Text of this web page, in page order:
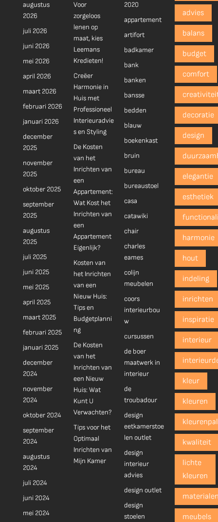
augustus
2026
juli 2026
juni 2026
mei 2026
april 2026
maart 2026
februari 2026
januari 2026
december
2025
november
2025
oktober 2025
september
2025
augustus
2025
juli 2025
juni 2025
mei 2025
april 2025
maart 2025
februari 2025
januari 2025
december
2024
november
2024
oktober 2024
september
2024
augustus
2024
juli 2024
juni 2024
mei 2024
Voor
zorgeloos
lenen op
maat, kies
Leemans
Kredieten!
Creëer
Harmonie in
Huis met
Professioneel
Interieuradvie
s en Styling
De Kosten
van het
Inrichten van
een
Appartement:
Wat Kost het
Inrichten van
een
Appartement
Eigenlijk?
Kosten van
het Inrichten
van een
Nieuw Huis:
Tips en
Budgetplanni
ng
De Kosten
van het
Inrichten van
een Nieuw
Huis: Wat
Kunt U
Verwachten?
Tips voor het
Optimaal
Inrichten van
Mijn Kamer
2020
appartement
artifort
badkamer
bank
banken
bansse
bedden
blauw
boekenkast
bruin
bureau
bureaustoel
casa
catawiki
chair
charles
eames
colijn
meubelen
coors
interieurbou
w
cursussen
de boer
maatwerk in
interieur
de
troubadour
design
eetkamerstoe
len outlet
design
interieur
advies
design outlet
design
stoelen
advies
balans
budget
comfort
decoratie
design
elegantie
esthetiek
harmonie
hout
indeling
inrichten
inspiratie
interieur
kleur
kleuren
kwaliteit
lichte
kleuren
meubels